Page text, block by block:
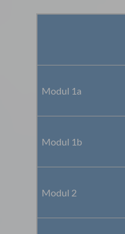
Modul 1a
Modul 1b
Modul 2